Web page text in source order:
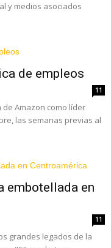
y medios asociados
de empleos
11
Amazon como líder
las semanas previas al
embotellada en
11
grandes legados de la